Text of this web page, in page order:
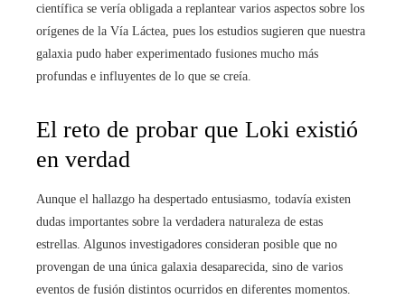
científica se vería obligada a replantear varios aspectos sobre los
orígenes de la Vía Láctea, pues los estudios sugieren que nuestra
galaxia pudo haber experimentado fusiones mucho más
profundas e influyentes de lo que se creía.
El reto de probar que Loki existió
en verdad
Aunque el hallazgo ha despertado entusiasmo, todavía existen
dudas importantes sobre la verdadera naturaleza de estas
estrellas. Algunos investigadores consideran posible que no
provengan de una única galaxia desaparecida, sino de varios
eventos de fusión distintos ocurridos en diferentes momentos.